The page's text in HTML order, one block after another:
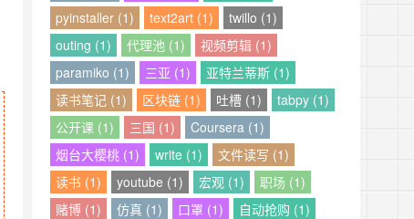
pyinstaller (1)
text2art (1)
twillo (1)
outing (1)
代理池 (1)
视频剪辑 (1)
paramiko (1)
三亚 (1)
亚特兰蒂斯 (1)
读书笔记 (1)
区块链 (1) 吐槽 (1)
tabpy (1)
公开课 (1)
三国 (1)
Coursera (1)
烟台大樱桃 (1)
write (1)
文件读写 (1)
读书 (1)
youtube (1) 宏观 (1)
职场 (1)
赌博 (1)
仿真 (1) 口罩 (1)
自动抢购 (1)